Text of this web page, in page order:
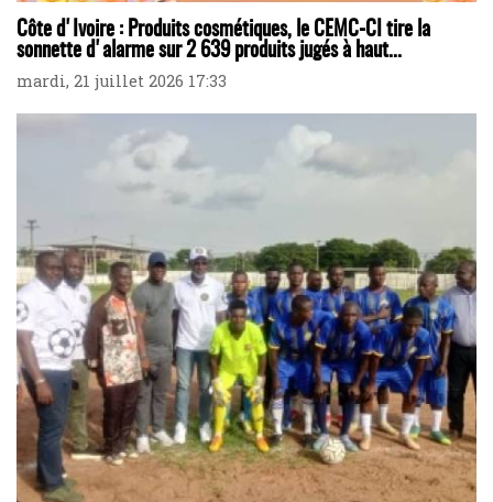
Côte d'Ivoire : Produits cosmétiques, le CEMC-CI tire la
sonnette d'alarme sur 2 639 produits jugés à haut...
mardi, 21 juillet 2026 17:33